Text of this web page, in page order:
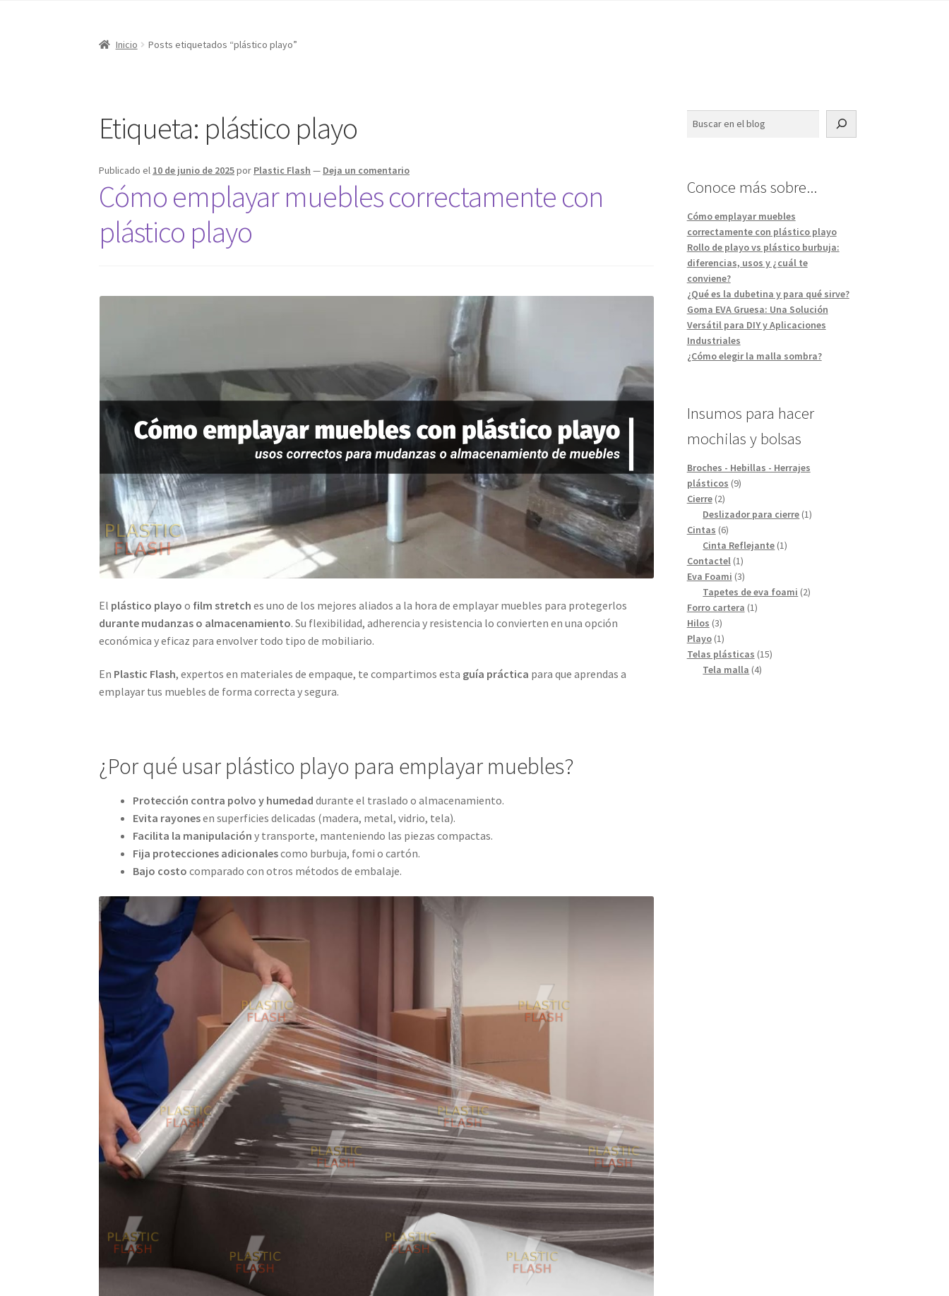
Inicio Posts etiquetados “plástico playo”
Etiqueta: plástico playo
Publicado el 10 de junio de 2025por Plastic Flash — Deja un comentario
Cómo emplayar muebles correctamente con
plástico playo
El plástico playo o film stretch es uno de los mejores aliados a la hora de emplayar muebles para protegerlos
durante mudanzas o almacenamiento. Su flexibilidad, adherencia y resistencia lo convierten en una opción
económica y eficaz para envolver todo tipo de mobiliario.
En Plastic Flash, expertos en materiales de empaque, te compartimos esta guía práctica para que aprendas a
emplayar tus muebles de forma correcta y segura.
¿Por qué usar plástico playo para emplayar muebles?
Protección contra polvo y humedad durante el traslado o almacenamiento.
Evita rayonesen superficies delicadas (madera, metal, vidrio, tela).
Facilita la manipulación y transporte, manteniendo las piezas compactas.
Fija protecciones adicionalescomo burbuja, fomi o cartón.
Bajo costo comparado con otros métodos de embalaje.
Conoce más sobre...
Cómo emplayar muebles
correctamente con plástico playo
Rollo de playo vs plástico burbuja:
diferencias, usos y ¿cuál te
conviene?
¿Qué es la dubetina y para qué sirve?
Goma EVA Gruesa: Una Solución
Versátil para DIY y Aplicaciones
Industriales
¿Cómo elegir la malla sombra?
Insumos para hacer
mochilas y bolsas
Broches - Hebillas - Herrajes
plásticos 99
Cierre 22
productos
Deslizador para cierre 11
Cintas 66
productos
Cinta Reflejante 11
Contactel 11
producto
Eva Foami 33
productos
Tapetes de eva foami 22
Forro cartera 11
Hilos 33
productos
Playo 11
producto
Telas plásticas 1515
Tela malla 44